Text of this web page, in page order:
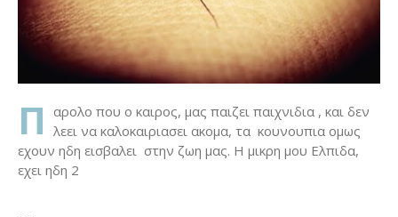
Π
αρολο που ο καιρος, μας παιζει παιχνιδια , και δεν
λεει να καλοκαιριασει ακομα, τα κουνουπια ομως
εχουν ηδη εισβαλει στην ζωη μας. Η μικρη μου Ελπιδα,
εχει ηδη 2